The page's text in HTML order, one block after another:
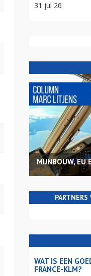
31 jul 26
MIJNBOUW, EU
WAT IS EEN
FRANCE-KLM?